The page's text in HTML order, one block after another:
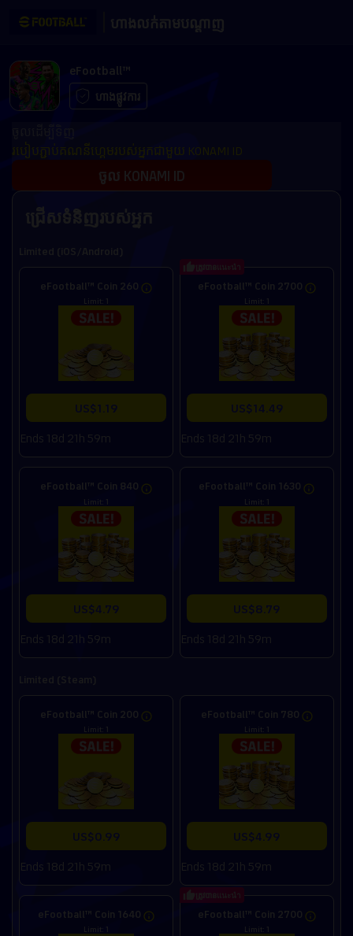
eFootball™
ហាងផ្លូវការ
របៀបភ្ជាប់គណនីហ្គេមរបស់អ្នកជាមួយ KONAMI ID
ចូល KONAMI ID
eFootball™ Coin 260
Limit: 1
US$1.19
Ends 18d 21h 59m
eFootball™ Coin 2700
Limit: 1
US$14.49
Ends 18d 21h 59m
ត្រូវបានแนะนำ
eFootball™ Coin 840
Limit: 1
US$4.79
Ends 18d 21h 59m
eFootball™ Coin 1630
Limit: 1
US$8.79
Ends 18d 21h 59m
eFootball™ Coin 200
Limit: 1
US$0.99
Ends 18d 21h 59m
eFootball™ Coin 780
Limit: 1
US$4.99
Ends 18d 21h 59m
eFootball™ Coin 1640
Limit: 1
eFootball™ Coin 2700
Limit: 1
ត្រូវបានแนะนำ